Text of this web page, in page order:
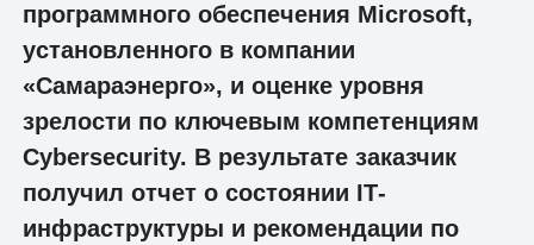
программного обеспечения Microsoft,
установленного в компании
«Самараэнерго», и оценке уровня
зрелости по ключевым компетенциям
Cybersecurity. В результате заказчик
получил отчет о состоянии IТ-
инфраструктуры и рекомендации по